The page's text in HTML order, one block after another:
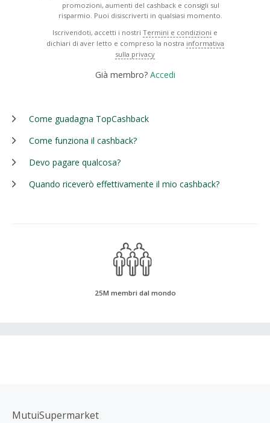
promozioni, aumenti del cashback e consigli sul
risparmio. Puoi disiscriverti in qualsiasi momento.
Iscrivendoti, accetti i nostri Termini e condizioni e
dichiari di aver letto e compreso la nostra informativa
sulla privacy
Già membro? Accedi
Come guadagna TopCashback
Come funziona il cashback?
Devo pagare qualcosa?
Quando riceverò effettivamente il mio cashback?
25M membri dal mondo
MutuiSupermarket